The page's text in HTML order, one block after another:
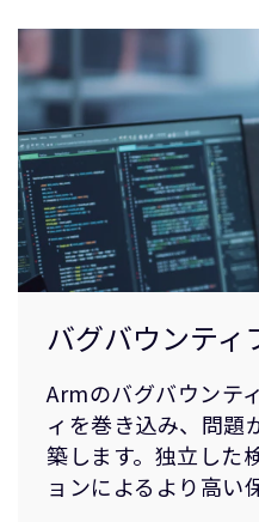
バグバウンティ
Armのバグバウンテ
ィを巻き込み、問題
築します。独立した
ョンによるより高い